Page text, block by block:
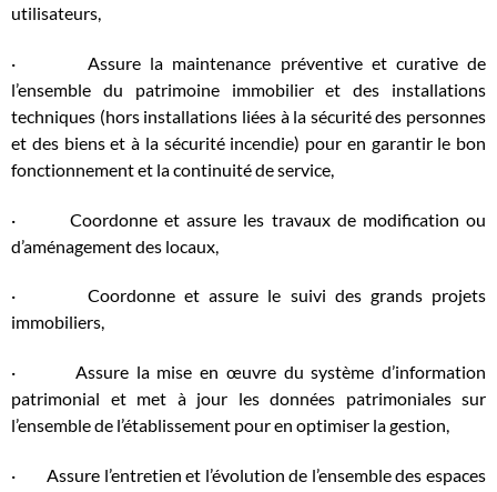
utilisateurs,
· Assure la maintenance préventive et curative de
l’ensemble du patrimoine immobilier et des installations
techniques (hors installations liées à la sécurité des personnes
et des biens et à la sécurité incendie) pour en garantir le bon
fonctionnement et la continuité de service,
· Coordonne et assure les travaux de modification ou
d’aménagement des locaux,
· Coordonne et assure le suivi des grands projets
immobiliers,
· Assure la mise en œuvre du système d’information
patrimonial et met à jour les données patrimoniales sur
l’ensemble de l’établissement pour en optimiser la gestion,
· Assure l’entretien et l’évolution de l’ensemble des espaces